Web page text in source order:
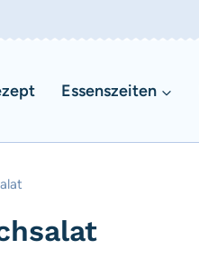
Essenszeiten